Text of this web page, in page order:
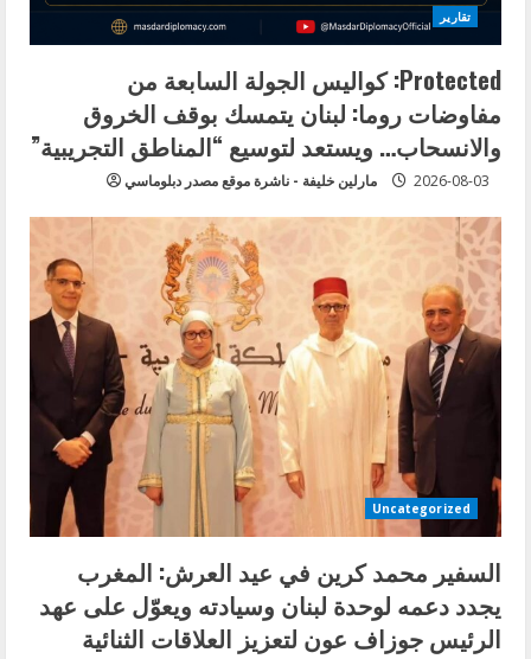
تقارير
Protected: كواليس الجولة السابعة من
مفاوضات روما: لبنان يتمسك بوقف الخروق
والانسحاب… ويستعد لتوسيع “المناطق التجريبية”
مارلين خليفة - ناشرة موقع مصدر دبلوماسي 2026-08-03
Uncategorized
السفير محمد كرين في عيد العرش: المغرب
يجدد دعمه لوحدة لبنان وسيادته ويعوّل على عهد
الرئيس جوزاف عون لتعزيز العلاقات الثنائية